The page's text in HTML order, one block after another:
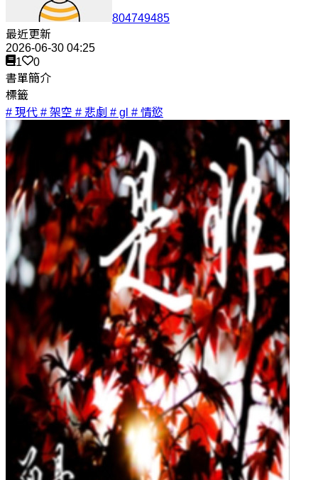
804749485
最近更新
2026-06-30 04:25
1
0
書單簡介
標籤
# 現代 # 架空 # 悲劇 # gl # 情慾